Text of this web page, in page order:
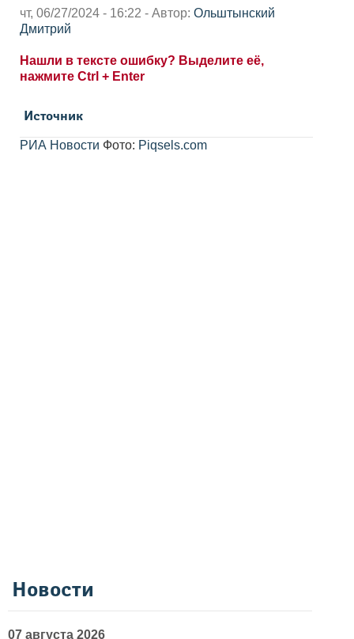
чт, 06/27/2024 - 16:22 - Автор: Ольштынский
Дмитрий
Нашли в тексте ошибку? Выделите её,
нажмите Ctrl + Enter
Источник
РИА Новости Фото: Piqsels.com
Новости
07 августа 2026